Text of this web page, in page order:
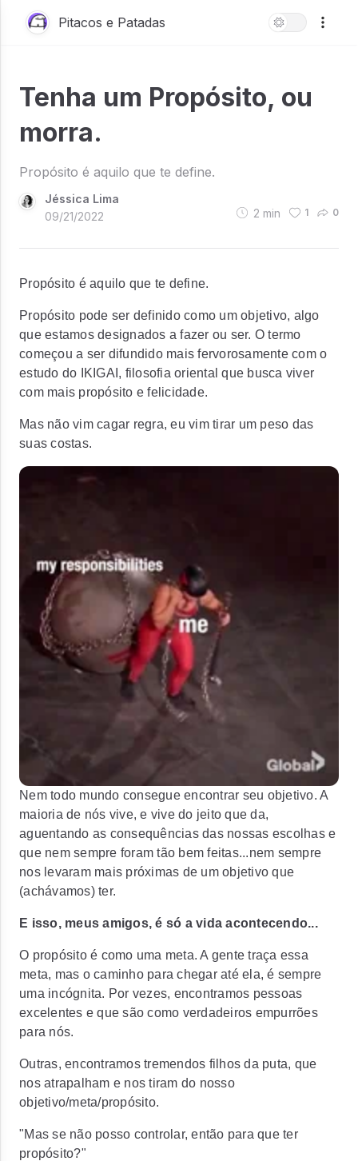
Pitacos e Patadas
Tenha um Propósito, ou
morra.
Propósito é aquilo que te define.
Jéssica Lima
09/21/2022
2 min 1 0
Propósito é aquilo que te define.
Propósito pode ser definido como um objetivo, algo
que estamos designados a fazer ou ser. O termo
começou a ser difundido mais fervorosamente com o
estudo do IKIGAI, filosofia oriental que busca viver
com mais propósito e felicidade.
Mas não vim cagar regra, eu vim tirar um peso das
suas costas.
Nem todo mundo consegue encontrar seu objetivo. A
maioria de nós vive, e vive do jeito que da,
aguentando as consequências das nossas escolhas e
que nem sempre foram tão bem feitas...nem sempre
nos levaram mais próximas de um objetivo que
(achávamos) ter.
E isso, meus amigos, é só a vida acontecendo...
O propósito é como uma meta. A gente traça essa
meta, mas o caminho para chegar até ela, é sempre
uma incógnita. Por vezes, encontramos pessoas
excelentes e que são como verdadeiros empurrões
para nós.
Outras, encontramos tremendos filhos da puta, que
nos atrapalham e nos tiram do nosso
objetivo/meta/propósito.
"Mas se não posso controlar, então para que ter
propósito?"